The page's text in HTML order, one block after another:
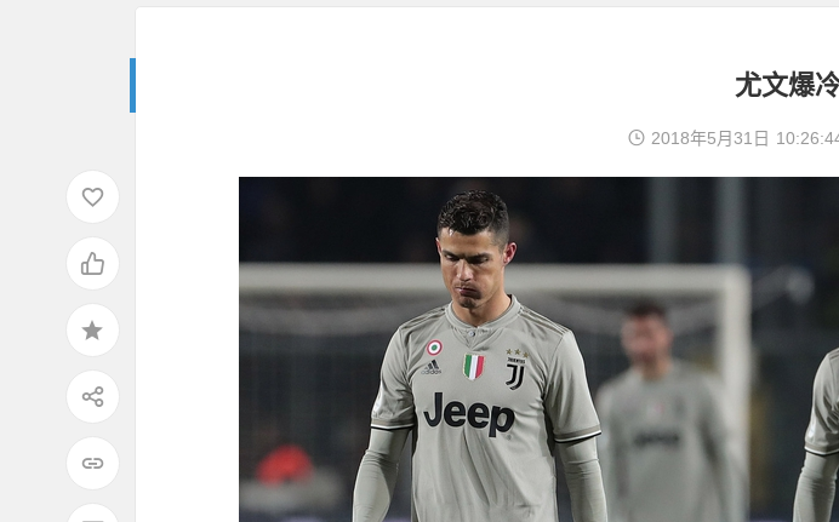
尤文爆
2018年5月31日